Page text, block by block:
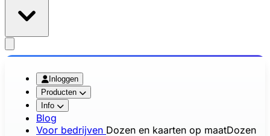
Inloggen
Producten
Info
Blog
Voor bedrijven Dozen en kaarten op maatDozen